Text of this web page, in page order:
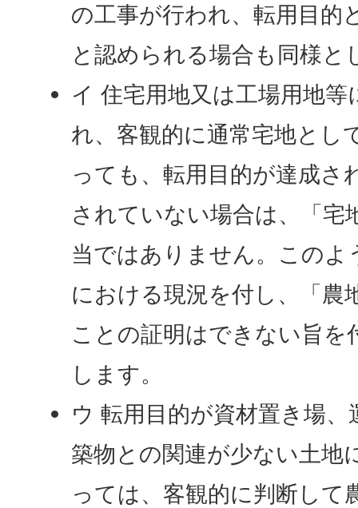
の工事が行われ、転用目的
と認められる場合も同様と
イ 住宅用地又は工場用地
れ、客観的に通常宅地とし
っても、転用目的が達成さ
されていない場合は、「宅
当ではありません。このよ
における現況を付し、「農
ことの証明はできない旨を
します。
ウ 転用目的が資材置き場
築物との関連が少ない土地
っては、客観的に判断して